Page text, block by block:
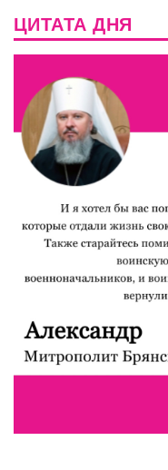
ЦИТАТА ДНЯ